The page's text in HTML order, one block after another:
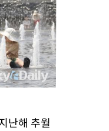
난해 추월